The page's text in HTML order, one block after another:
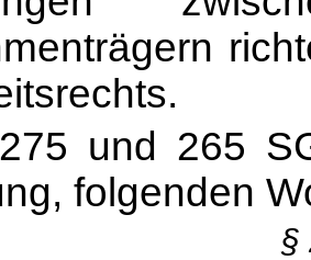
und 265
folgenden
§